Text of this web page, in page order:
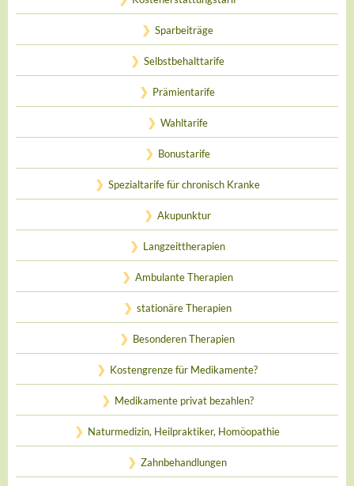
Sparbeiträge
Selbstbehalttarife
Prämientarife
Wahltarife
Bonustarife
Spezialtarife für chronisch Kranke
Akupunktur
Langzeittherapien
Ambulante Therapien
stationäre Therapien
Besonderen Therapien
Kostengrenze für Medikamente?
Medikamente privat bezahlen?
Naturmedizin, Heilpraktiker, Homöopathie
Zahnbehandlungen